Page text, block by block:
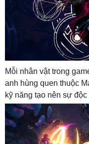
Mỗi nhân vật trong
anh hùng quen thuộc
kỹ năng tạo nên sự